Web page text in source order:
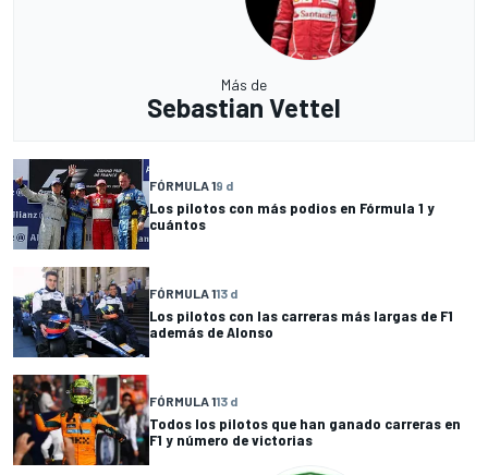
Más de
Sebastian Vettel
FÓRMULA 19 d
Los pilotos con más podios en Fórmula 1 y
cuántos
FÓRMULA 113 d
Los pilotos con las carreras más largas de F1
además de Alonso
FÓRMULA 113 d
Todos los pilotos que han ganado carreras en
F1 y número de victorias